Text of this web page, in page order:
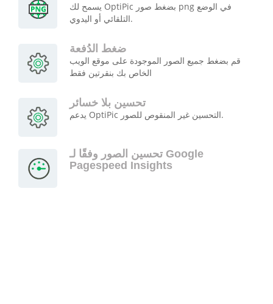
يسمح لك OptiPic بضغط صور png في الوضع
التلقائي أو اليدوي.
ضغط الدُفعة
قم بضغط جميع الصور الموجودة على موقع الويب
الخاص بك بنقرتين فقط
تحسين بلا خسائر
يدعم OptiPic التحسين غير المنقوص للصور.
تحسين الصور وفقًا لـ Google
Pagespeed Insights